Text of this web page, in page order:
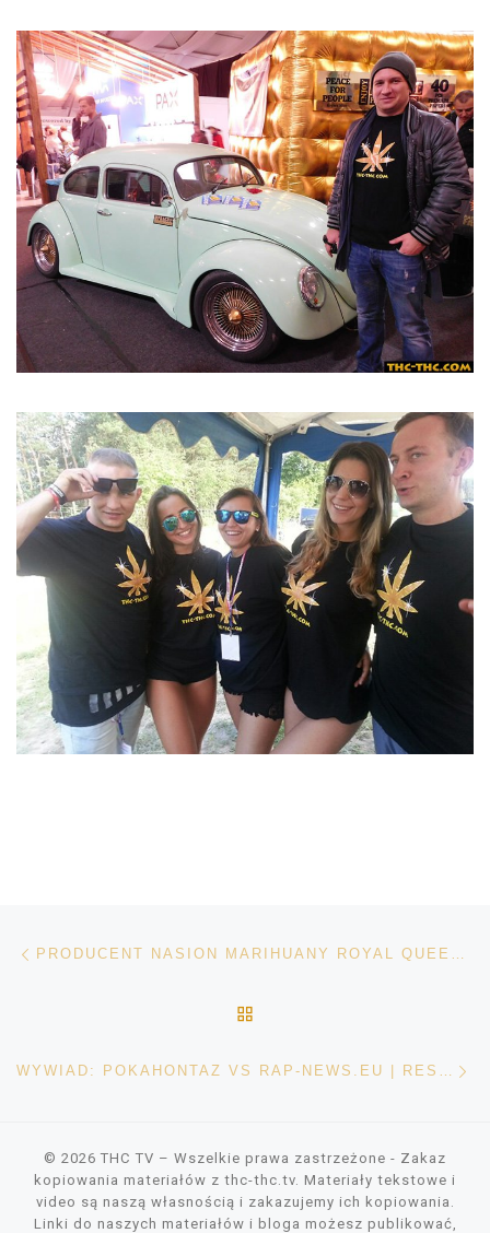
Nawigacja wpisu PRODUCENT NASION MARIHUANY ROYAL QUEEN SEEDS POLECA SKLEP THC-THC
WYWIAD: POKAHONTAZ VS RAP-NEWS.EU | RESET
© 2026THC TV – Wszelkie prawa zastrzeżone - Zakaz
kopiowania materiałów z thc-thc.tv. Materiały tekstowe i
video są naszą własnością i zakazujemy ich kopiowania.
Linki do naszych materiałów i bloga możesz publikować,